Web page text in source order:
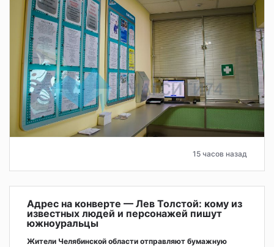
15 часов назад
Адрес на конверте — Лев Толстой: кому из
известных людей и персонажей пишут
южноуральцы
Жители Челябинской области отправляют бумажную